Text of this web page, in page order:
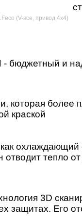
(V-все, привод 4х4)
бюджетный и
которая более
краской
тепло от
3D
защитах. Его